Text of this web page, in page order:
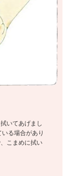
いてあげまし
る場合があり
こまめに拭い